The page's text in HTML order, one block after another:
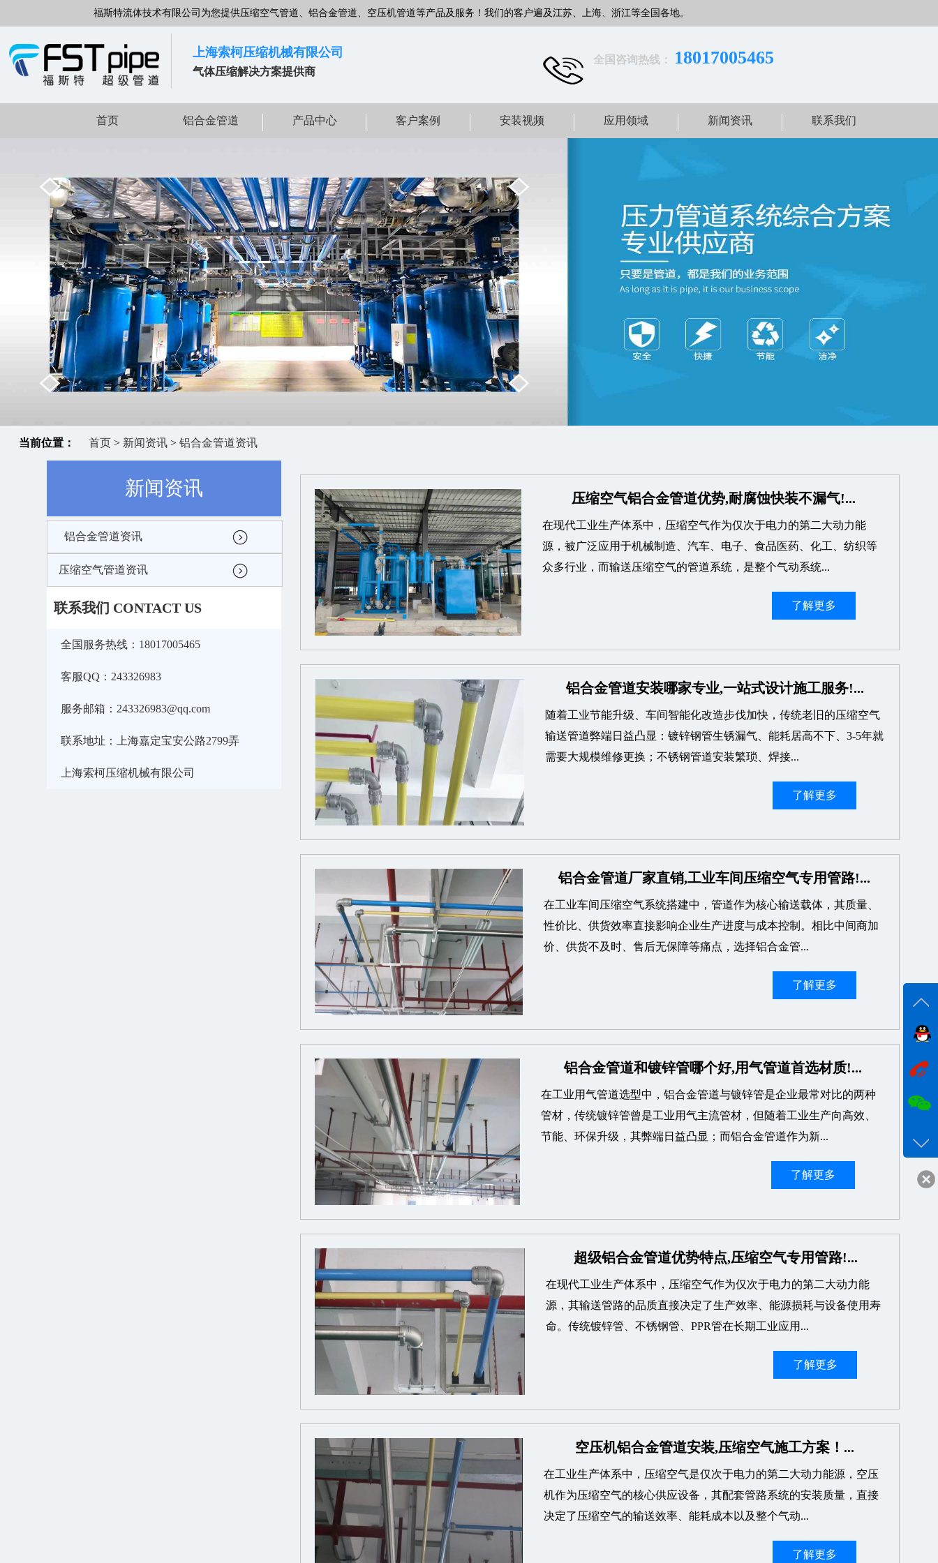
福斯特流体技术有限公司为您提供压缩空气管道、铝合金管道、空压机管道等产品及服务！我们的客户遍及江苏、上海、浙江等全国各地。
上海索柯压缩机械有限公司
气体压缩解决方案提供商
全国咨询热线： 18017005465
首页 铝合金管道 产品中心 客户案例 安装视频 应用领域 新闻资讯 联系我们
当前位置： 首页> 新闻资讯> 铝合金管道资讯
新闻资讯
铝合金管道资讯
压缩空气管道资讯
联系我们 CONTACT US
全国服务热线：18017005465
客服QQ：243326983
服务邮箱：243326983@qq.com
联系地址：上海嘉定宝安公路2799弄
上海索柯压缩机械有限公司
压缩空气铝合金管道优势,耐腐蚀快装不漏气!...
在现代工业生产体系中，压缩空气作为仅次于电力的第二大动力能
源，被广泛应用于机械制造、汽车、电子、食品医药、化工、纺织等
众多行业，而输送压缩空气的管道系统，是整个气动系统...
了解更多
铝合金管道安装哪家专业,一站式设计施工服务!...
随着工业节能升级、车间智能化改造步伐加快，传统老旧的压缩空气
输送管道弊端日益凸显：镀锌钢管生锈漏气、能耗居高不下、3-5年就
需要大规模维修更换；不锈钢管道安装繁琐、焊接...
了解更多
铝合金管道厂家直销,工业车间压缩空气专用管路!...
在工业车间压缩空气系统搭建中，管道作为核心输送载体，其质量、
性价比、供货效率直接影响企业生产进度与成本控制。相比中间商加
价、供货不及时、售后无保障等痛点，选择铝合金管...
了解更多
铝合金管道和镀锌管哪个好,用气管道首选材质!...
在工业用气管道选型中，铝合金管道与镀锌管是企业最常对比的两种
管材，传统镀锌管曾是工业用气主流管材，但随着工业生产向高效、
节能、环保升级，其弊端日益凸显；而铝合金管道作为新...
了解更多
超级铝合金管道优势特点,压缩空气专用管路!...
在现代工业生产体系中，压缩空气作为仅次于电力的第二大动力能
源，其输送管路的品质直接决定了生产效率、能源损耗与设备使用寿
命。传统镀锌管、不锈钢管、PPR管在长期工业应用...
了解更多
空压机铝合金管道安装,压缩空气施工方案！...
在工业生产体系中，压缩空气是仅次于电力的第二大动力能源，空压
机作为压缩空气的核心供应设备，其配套管路系统的安装质量，直接
决定了压缩空气的输送效率、能耗成本以及整个气动...
了解更多
在线
咨
客服